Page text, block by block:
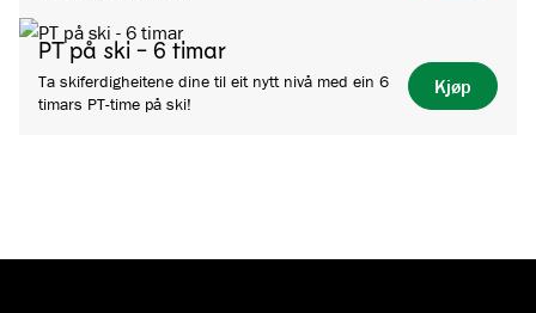
PT på ski - 6 timar
Ta skiferdigheitene dine til eit nytt nivå med ein 6
timars PT-time på ski!
Kjøp